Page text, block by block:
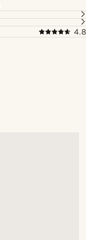
4.8